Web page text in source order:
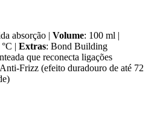
absorção | Volume: 100 ml |
| Extras: Bond Building
que reconecta ligações
Frizz (efeito duradouro de até 72